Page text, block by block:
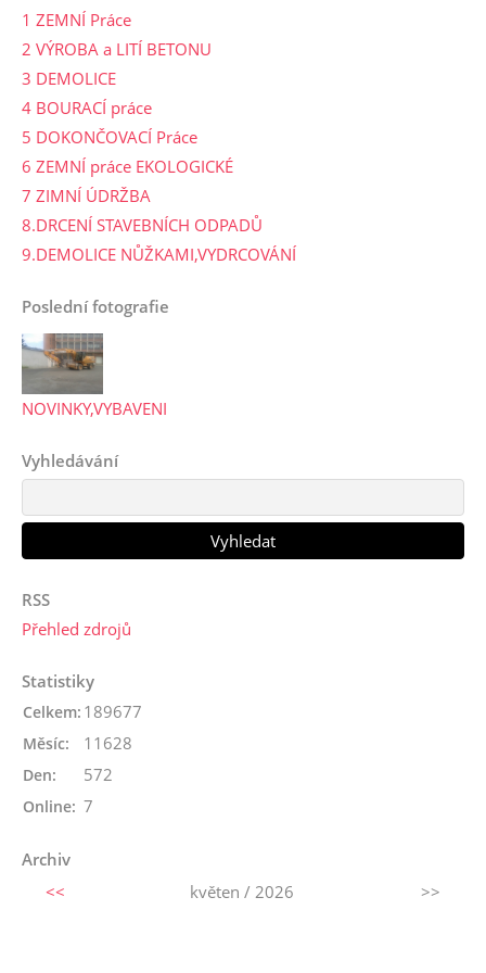
1 ZEMNÍ Práce
2 VÝROBA a LITÍ BETONU
3 DEMOLICE
4 BOURACÍ práce
5 DOKONČOVACÍ Práce
6 ZEMNÍ práce EKOLOGICKÉ
7 ZIMNÍ ÚDRŽBA
8.DRCENÍ STAVEBNÍCH ODPADŮ
9.DEMOLICE NŮŽKAMI,VYDRCOVÁNÍ
Poslední fotografie
NOVINKY,VYBAVENI
Vyhledávání
RSS
Přehled zdrojů
Statistiky
Online: 7
Celkem: 189677
Měsíc: 11628
Den: 572
Archiv
<<
květen / 2026 >>